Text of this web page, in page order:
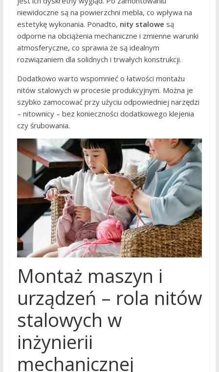
niewidoczne są na powierzchni mebla, co wpływa na
estetykę wykonania. Ponadto, nity stalowe są
odporne na obciążenia mechaniczne i zmienne warunki
atmosferyczne, co sprawia że są idealnym
rozwiązaniem dla solidnych i trwałych konstrukcji.
Dodatkowo warto wspomnieć o łatwości montażu
nitów stalowych w procesie produkcyjnym. Można je
szybko zamocować przy użyciu odpowiedniej narzędzi
– nitownicy – bez konieczności dodatkowego klejenia
czy śrubowania.
Montaż maszyn i
urządzeń – rola nitów
stalowych w
inżynierii
mechanicznej